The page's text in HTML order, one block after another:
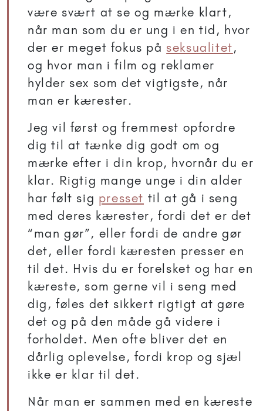
være svært at se og mærke klart,
når man som du er ung i en tid, hvor
der er meget fokus på seksualitet,
og hvor man i film og reklamer
hylder sex som det vigtigste, når
man er kærester.
Jeg vil først og fremmest opfordre
dig til at tænke dig godt om og
mærke efter i din krop, hvornår du er
klar. Rigtig mange unge i din alder
har følt sig presset til at gå i seng
med deres kærester, fordi det er det
“man gør”, eller fordi de andre gør
det, eller fordi kæresten presser en
til det. Hvis du er forelsket og har en
kæreste, som gerne vil i seng med
dig, føles det sikkert rigtigt at gøre
det og på den måde gå videre i
forholdet. Men ofte bliver det en
dårlig oplevelse, fordi krop og sjæl
ikke er klar til det.
Når man er sammen med en kæreste